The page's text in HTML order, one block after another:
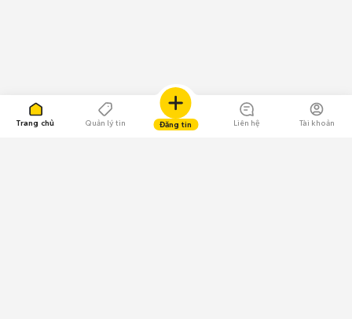
Trang chủ Quản lý tin Đăng tin Liên hệ Tài khoản